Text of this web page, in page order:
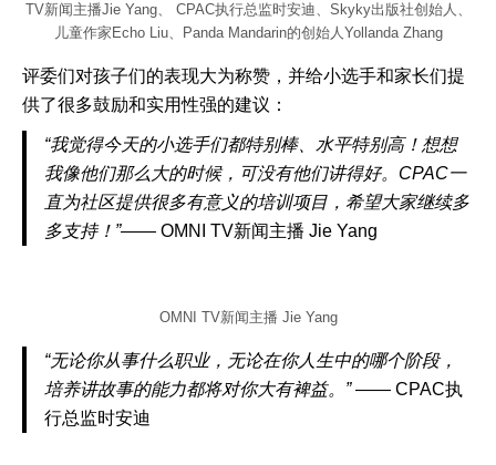
TV新闻主播Jie Yang、 CPAC执行总监时安迪、Skyky出版社创始人、
儿童作家Echo Liu、Panda Mandarin的创始人Yollanda Zhang
评委们对孩子们的表现大为称赞，并给小选手和家长们提
供了很多鼓励和实用性强的建议：
“我觉得今天的小选手们都特别棒、水平特别高！想想
我像他们那么大的时候，可没有他们讲得好。CPAC一
直为社区提供很多有意义的培训项目，希望大家继续多
多支持！”—— OMNI TV新闻主播 Jie Yang
OMNI TV新闻主播 Jie Yang
“无论你从事什么职业，无论在你人生中的哪个阶段，
培养讲故事的能力都将对你大有裨益。”—— CPAC执
行总监时安迪